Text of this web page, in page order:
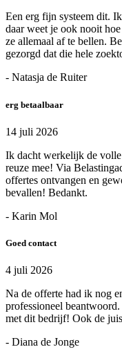
Een erg fijn systeem dit.
daar weet je ook nooit
ze allemaal af te bellen.
gezorgd dat die hele
- Natasja de Ruiter
erg betaalbaar
14 juli 2026
Ik dacht werkelijk de volle
reuze mee! Via
offertes ontvangen en
bevallen! Bedankt.
- Karin Mol
Goed contact
4 juli 2026
Na de offerte had ik nog
professioneel
met dit bedrijf! Ook de
- Diana de Jonge